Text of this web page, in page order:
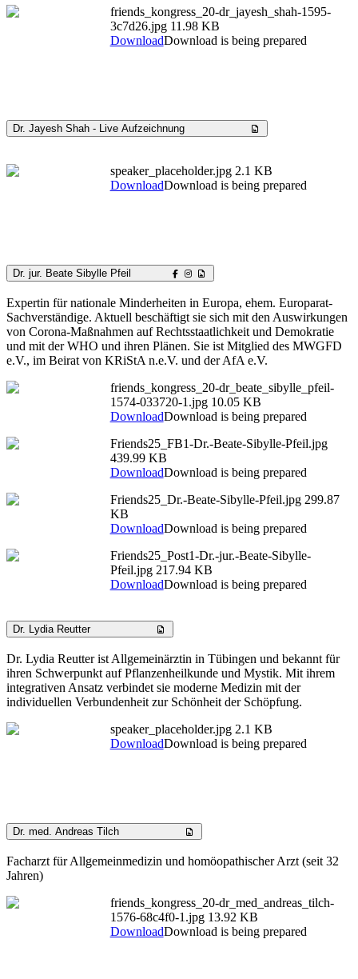
friends_kongress_20-dr_jayesh_shah-1595-
3c7d26.jpg 11.98 KB
DownloadDownload is being prepared
Dr. Jayesh Shah - Live Aufzeichnung
speaker_placeholder.jpg 2.1 KB
DownloadDownload is being prepared
Dr. jur. Beate Sibylle Pfeil
Expertin für nationale Minderheiten in Europa, ehem. Europarat-
Sachverständige. Aktuell beschäftigt sie sich mit den Auswirkungen
von Corona-Maßnahmen auf Rechtsstaatlichkeit und Demokratie
und mit der WHO und ihren Plänen. Sie ist Mitglied des MWGFD
e.V., im Beirat von KRiStA n.e.V. und der AfA e.V.
friends_kongress_20-dr_beate_sibylle_pfeil-
1574-033720-1.jpg 10.05 KB
DownloadDownload is being prepared
Friends25_FB1-Dr.-Beate-Sibylle-Pfeil.jpg
439.99 KB
DownloadDownload is being prepared
Friends25_Dr.-Beate-Sibylle-Pfeil.jpg 299.87
KB
DownloadDownload is being prepared
Friends25_Post1-Dr.-jur.-Beate-Sibylle-
Pfeil.jpg 217.94 KB
DownloadDownload is being prepared
Dr. Lydia Reutter
Dr. Lydia Reutter ist Allgemeinärztin in Tübingen und bekannt für
ihren Schwerpunkt auf Pflanzenheilkunde und Mystik. Mit ihrem
integrativen Ansatz verbindet sie moderne Medizin mit der
individuellen Verbundenheit zur Schönheit der Schöpfung.
speaker_placeholder.jpg 2.1 KB
DownloadDownload is being prepared
Dr. med. Andreas Tilch
Facharzt für Allgemeinmedizin und homöopathischer Arzt (seit 32
Jahren)
friends_kongress_20-dr_med_andreas_tilch-
1576-68c4f0-1.jpg 13.92 KB
DownloadDownload is being prepared